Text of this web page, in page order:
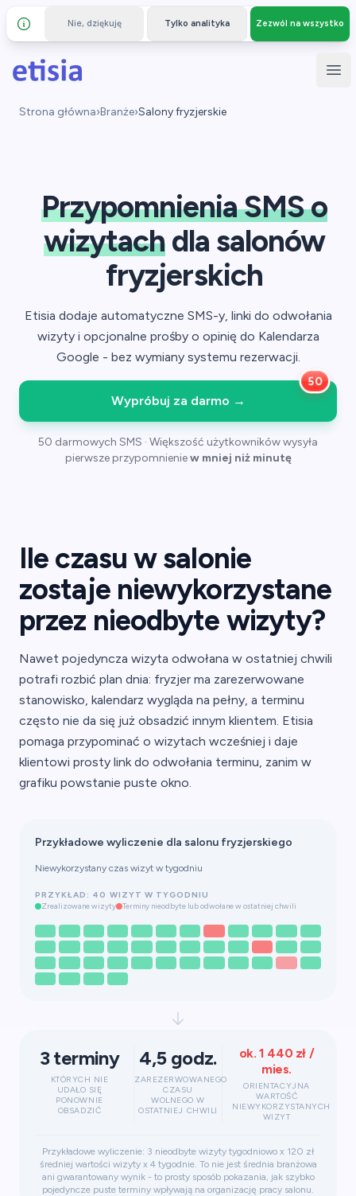
Szczegóły i prywatność
Nie, dziękuję Tylko analityka Zezwól na wszystko
Przejdź do głównej treści
Etisia
Strona główna›Branże›Salony fryzjerskie
Przypomnienia SMS o
wizytachdla salonów
fryzjerskich
Etisia dodaje automatyczne SMS-y, linki do odwołania
wizyty i opcjonalne prośby o opinię do Kalendarza
Google - bez wymiany systemu rezerwacji.
Wypróbuj za darmo →
50 darmowych SMS · Większość użytkowników wysyła
pierwsze przypomnieniew mniej niż minutę
Ile czasu w salonie
zostaje niewykorzystane
przez nieodbyte wizyty?
Nawet pojedyncza wizyta odwołana w ostatniej chwili
potrafi rozbić plan dnia: fryzjer ma zarezerwowane
stanowisko, kalendarz wygląda na pełny, a terminu
często nie da się już obsadzić innym klientem. Etisia
pomaga przypominać o wizytach wcześniej i daje
klientowi prosty link do odwołania terminu, zanim w
grafiku powstanie puste okno.
Przykładowe wyliczenie dla salonu fryzjerskiego
Niewykorzystany czas wizyt w tygodniu
PRZYKŁAD: 40 WIZYT W TYGODNIU
Zrealizowane wizyty Terminy nieodbyte lub odwołane w ostatniej chwili
3 terminy
KTÓRYCH NIE
UDAŁO SIĘ
PONOWNIE
OBSADZIĆ
4,5 godz.
ZAREZERWOWANEGO
CZASU
WOLNEGO W
OSTATNIEJ CHWILI
ok. 1 440 zł /
mies.
ORIENTACYJNA
WARTOŚĆ
NIEWYKORZYSTANYCH
WIZYT
Przykładowe wyliczenie: 3 nieodbyte wizyty tygodniowo x 120 zł
średniej wartości wizyty x 4 tygodnie. To nie jest średnia branżowa
ani gwarantowany wynik - to prosty sposób pokazania, jak szybko
pojedyncze puste terminy wpływają na organizację pracy salonu.